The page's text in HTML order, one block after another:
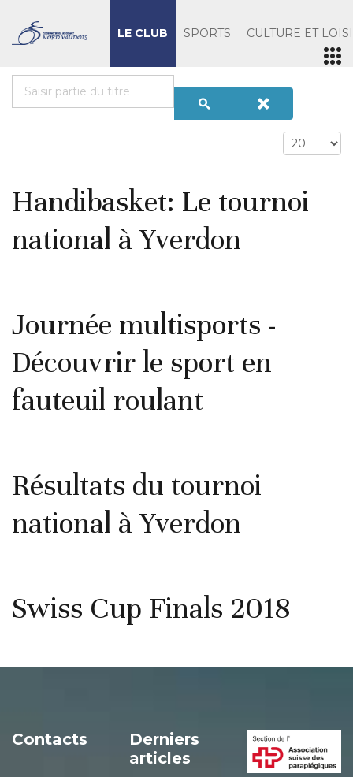
LE CLUB SPORTS CULTURE ET
Handibasket: Le tournoi
national à Yverdon
Journée multisports -
Découvrir le sport en
fauteuil roulant
Résultats du tournoi
national à Yverdon
Swiss Cup Finals 2018
Contacts
Derniers
articles